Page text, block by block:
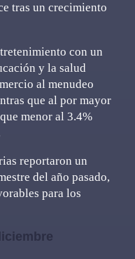
tras un crecimiento
con un
y la salud
al menudeo
que al por mayor
menor al 3.4%
reportaron un
del año pasado,
para los